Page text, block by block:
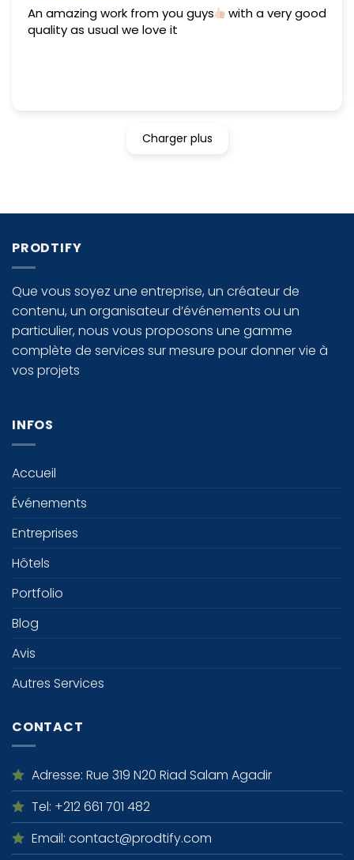
An amazing work from you guys
with a very good
quality as usual we love it
Charger plus
PRODTIFY
Que vous soyez une entreprise, un créateur de
contenu, un organisateur d’événements ou un
particulier, nous vous proposons une gamme
complète de services sur mesure pour donner vie à
vos projets
INFOS
Accueil
Événements
Entreprises
Hôtels
Portfolio
Blog
Avis
Autres Services
CONTACT
Adresse: Rue 319 N20 Riad Salam Agadir
Tel: +212 661 701 482
Email: contact@prodtify.com